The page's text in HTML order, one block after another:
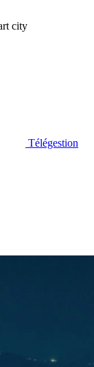
city
Télégestion